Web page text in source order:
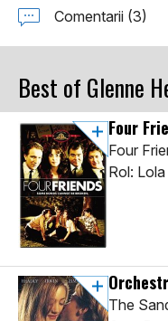
Comentarii (3)
Best of Glenne
Four
Four
Rol: Lola
The